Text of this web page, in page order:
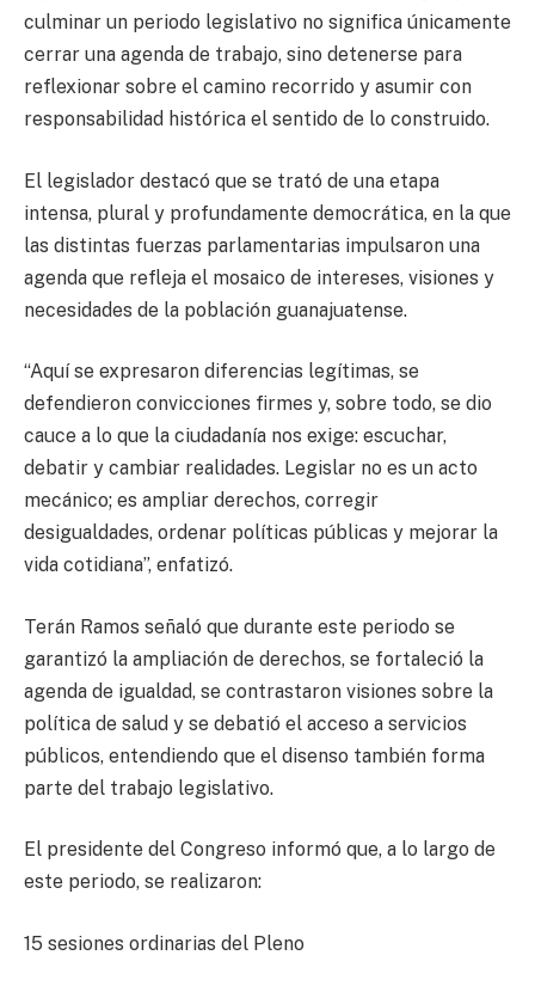
culminar un periodo legislativo no significa únicamente
cerrar una agenda de trabajo, sino detenerse para
reflexionar sobre el camino recorrido y asumir con
responsabilidad histórica el sentido de lo construido.
El legislador destacó que se trató de una etapa
intensa, plural y profundamente democrática, en la que
las distintas fuerzas parlamentarias impulsaron una
agenda que refleja el mosaico de intereses, visiones y
necesidades de la población guanajuatense.
“Aquí se expresaron diferencias legítimas, se
defendieron convicciones firmes y, sobre todo, se dio
cauce a lo que la ciudadanía nos exige: escuchar,
debatir y cambiar realidades. Legislar no es un acto
mecánico; es ampliar derechos, corregir
desigualdades, ordenar políticas públicas y mejorar la
vida cotidiana”, enfatizó.
Terán Ramos señaló que durante este periodo se
garantizó la ampliación de derechos, se fortaleció la
agenda de igualdad, se contrastaron visiones sobre la
política de salud y se debatió el acceso a servicios
públicos, entendiendo que el disenso también forma
parte del trabajo legislativo.
El presidente del Congreso informó que, a lo largo de
este periodo, se realizaron:
15 sesiones ordinarias del Pleno